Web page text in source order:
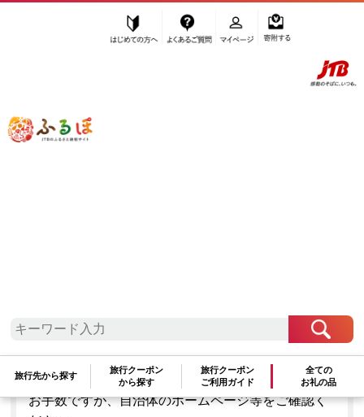
ふるぽ JTBのふるさと納税サイト
旅行先から探す
旅行クーポン
から探す
旅行クーポン
ご利用ガイド
全ての
お礼の品
「愛知県東栄町」はふるぽからお申込みをすること
はできません。
お手数ですが、自治体のホームページ等をご確認く